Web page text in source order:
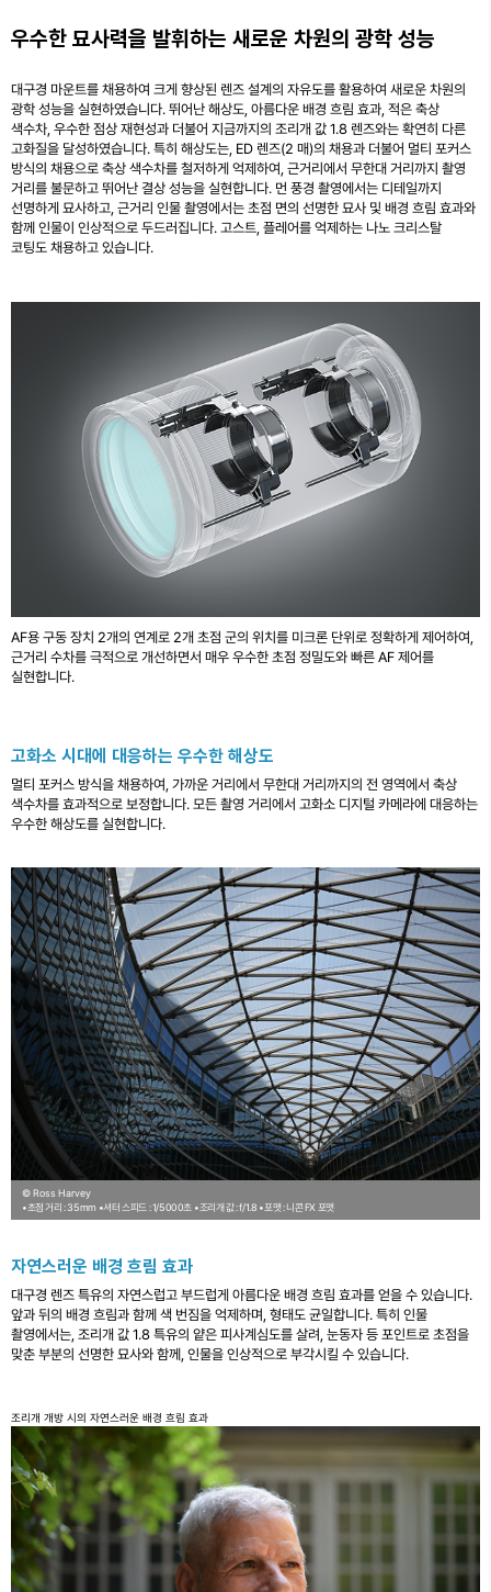
우수한 묘사력을 발휘하는 새로운 차원의 광학 성능
대구경 마운트를 채용하여 크게 향상된 렌즈 설계의 자유도를 활용하여 새로운 차원의
광학 성능을 실현하였습니다. 뛰어난 해상도, 아름다운 배경 흐림 효과, 적은 축상
색수차, 우수한 점상 재현성과 더불어 지금까지의 조리개 값 1.8 렌즈와는 확연히 다른
고화질을 달성하였습니다. 특히 해상도는, ED 렌즈(2 매)의 채용과 더불어 멀티 포커스
방식의 채용으로 축상 색수차를 철저하게 억제하여, 근거리에서 무한대 거리까지 촬영
거리를 불문하고 뛰어난 결상 성능을 실현합니다. 먼 풍경 촬영에서는 디테일까지
선명하게 묘사하고, 근거리 인물 촬영에서는 초점 면의 선명한 묘사 및 배경 흐림 효과와
함께 인물이 인상적으로 두드러집니다. 고스트, 플레어를 억제하는 나노 크리스탈
코팅도 채용하고 있습니다.
AF용 구동 장치 2개의 연계로 2개 초점 군의 위치를 미크론 단위로 정확하게 제어하여,
근거리 수차를 극적으로 개선하면서 매우 우수한 초점 정밀도와 빠른 AF 제어를
실현합니다.
고화소 시대에 대응하는 우수한 해상도
멀티 포커스 방식을 채용하여, 가까운 거리에서 무한대 거리까지의 전 영역에서 축상
색수차를 효과적으로 보정합니다. 모든 촬영 거리에서 고화소 디지털 카메라에 대응하는
우수한 해상도를 실현합니다.
© Ross Harvey
•초점 거리 : 35mm •셔터 스피드 : 1/5000초 •조리개 값 : f/1.8 •포맷 : 니콘 FX 포맷
자연스러운 배경 흐림 효과
대구경 렌즈 특유의 자연스럽고 부드럽게 아름다운 배경 흐림 효과를 얻을 수 있습니다.
앞과 뒤의 배경 흐림과 함께 색 번짐을 억제하며, 형태도 균일합니다. 특히 인물
촬영에서는, 조리개 값 1.8 특유의 얕은 피사계심도를 살려, 눈동자 등 포인트로 초점을
맞춘 부분의 선명한 묘사와 함께, 인물을 인상적으로 부각시킬 수 있습니다.
조리개 개방 시의 자연스러운 배경 흐림 효과